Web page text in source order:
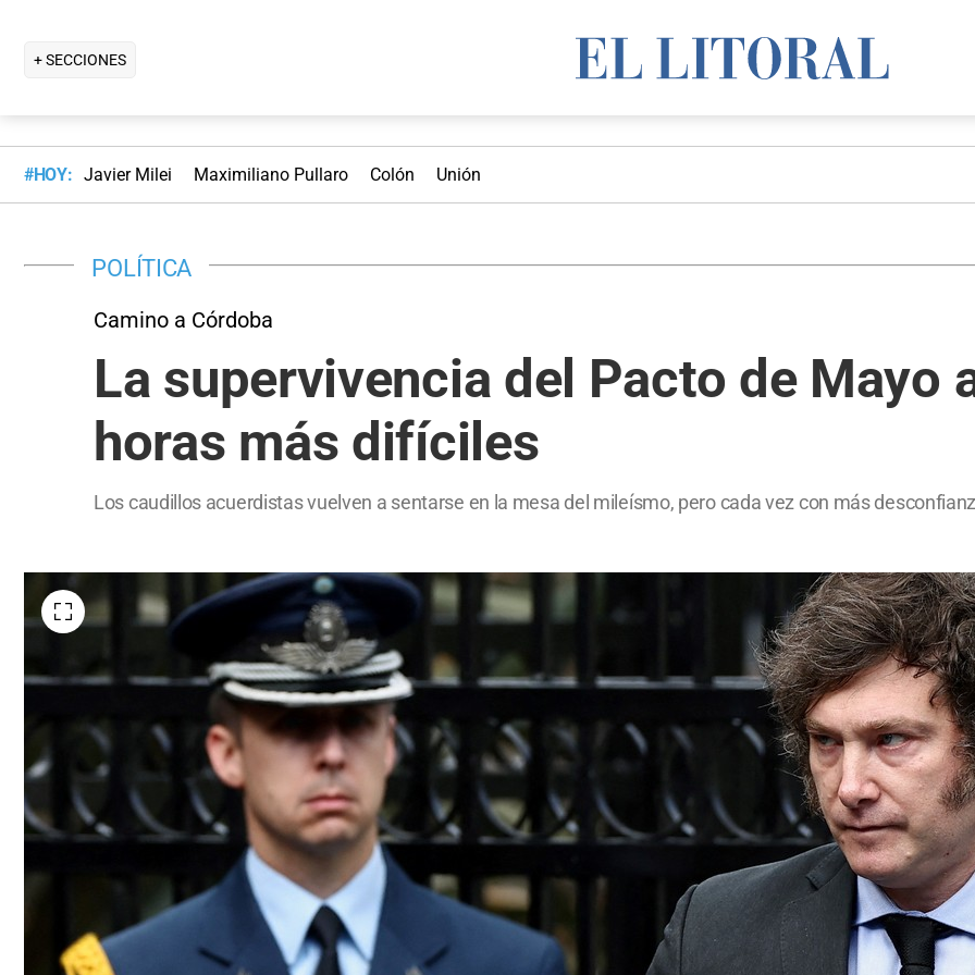
+ SECCIONES
#HOY: Javier Milei Maximiliano Pullaro Colón Unión
POLÍTICA
Camino a Córdoba
La supervivencia del Pacto de Mayo
horas más difíciles
Los caudillos acuerdistas vuelven a sentarse en la mesa del mileísmo, pero cada vez con más